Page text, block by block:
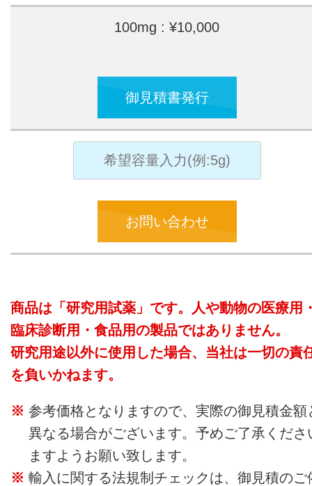
100mg : ¥10,000
御見積書発行
お問い合わせ
商品は「研究用試薬」です。人や動物の医療用
臨床診断用・食品用の製品ではありません。
研究用途以外に使用した場合、当社は一切の責
を負いかねます。
参考価格となりますので、実際の御見積金額
異なる場合がございます。予めご了承くださ
ますようお願い致します。
輸入に関する法規制チェックは、御見積のご